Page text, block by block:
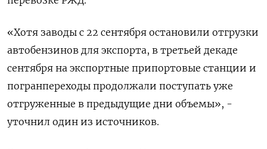
«Хотя заводы с 22 сентября остановили отгрузки
автобензинов для экспорта, в третьей декаде
сентября на экспортные припортовые станции и
погранпереходы продолжали поступать уже
отгруженные в предыдущие дни объемы», -
уточнил один из источников.